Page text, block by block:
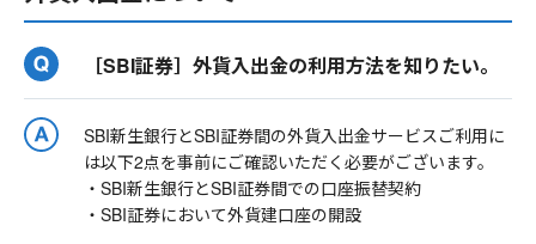
［SBI証券］外貨入出金の利用方法を知りたい。
SBI新生銀行とSBI証券間の外貨入出金サービスご利用に
は以下2点を事前にご確認いただく必要がございます。
・SBI新生銀行とSBI証券間での口座振替契約
・SBI証券において外貨建口座の開設